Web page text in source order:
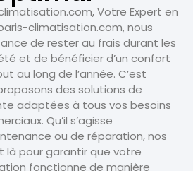
Votre Expert en
climatisation.com, nous
de rester au frais durant les
et de bénéficier d’un confort
au long de l’année. C’est
des solutions de
adaptées à tous vos besoins
Qu’il s’agisse
ou de réparation, nos
là pour garantir que votre
fonctionne de manière